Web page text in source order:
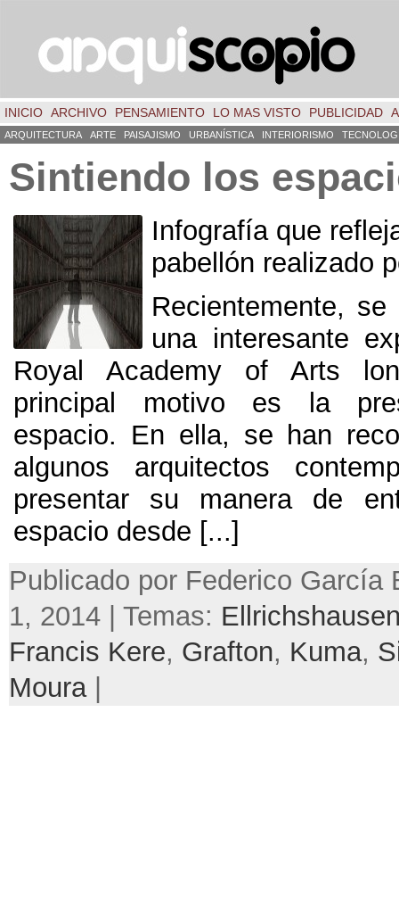
INICIO ARCHIVO PENSAMIENTO LO MAS VISTO PUBLICIDAD
ARQUITECTURA ARTE PAISAJISMO URBANÍSTICA INTERIORISMO
Sintiendo los
Infografía que
pabellón realizado
Recientemente,
una interesante
Royal Academy of Arts
principal motivo es la
espacio. En ella, se han
algunos arquitectos
presentar su manera de
espacio desde [...]
Publicado por Federico García
1, 2014 | Temas:
Francis Kere, Grafton, Kuma,
Moura|